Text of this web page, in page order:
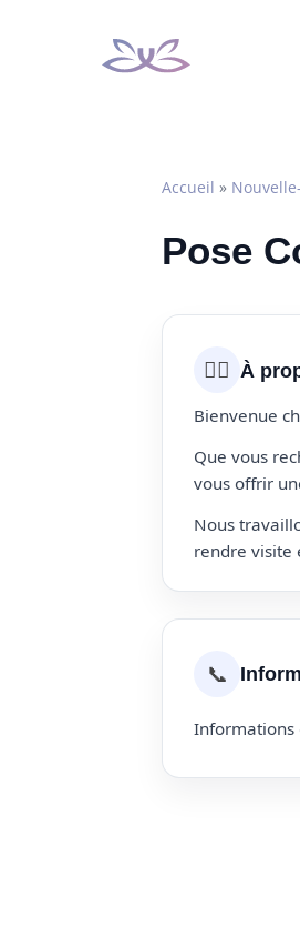
Accueil »
Pose
💇‍♀️ À
Bienvenue
Que vous
vous offrir
Nous
rendre visite
📞
Informations